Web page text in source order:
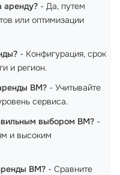
аренду? - Да, путем
или оптимизации
- Конфигурация, срок
и регион.
ВМ? - Учитывайте
сервиса.
выбором ВМ? -
и высоким
ВМ? - Сравните